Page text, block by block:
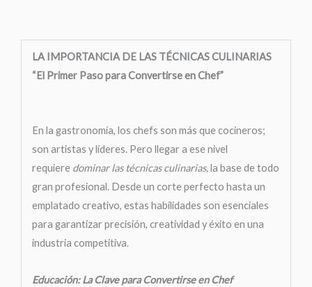
LA IMPORTANCIA DE LAS TÉCNICAS CULINARIAS
“El Primer Paso para Convertirse en Chef”
En la gastronomía, los chefs son más que cocineros;
son artistas y líderes. Pero llegar a ese nivel
requiere dominar las técnicas culinarias,la base de todo
gran profesional. Desde un corte perfecto hasta un
emplatado creativo, estas habilidades son esenciales
para garantizar precisión, creatividad y éxito en una
industria competitiva.
Educación: La Clave para Convertirse en Chef